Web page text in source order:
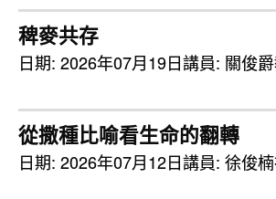
稗麥共存
日期: 2026年07月19日講員: 關俊
從撒種比喻看生命的翻轉
日期: 2026年07月12日講員: 徐俊